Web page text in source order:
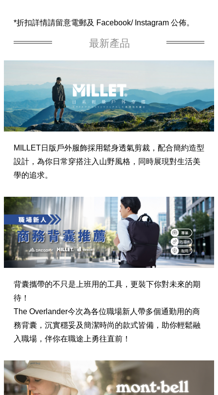
*折扣詳情請留意電郵及 Facebook/ Instagram 公佈。
最新產品
MILLET日版戶外服飾採用鬆身透氣剪裁，配合簡約造型
設計，為你日常穿搭注入山野風格，同時展現對生活美
學的追求。
背囊攜帶的不只是上班用的工具，更裝下你對未來的期
待！
The Overlander今次為各位職場新人帶多個通勤用的商
務背囊，沉實穩妥及簡潔時尚的款式皆備，助你輕鬆融
入職場，伴你在職途上勇往直前！